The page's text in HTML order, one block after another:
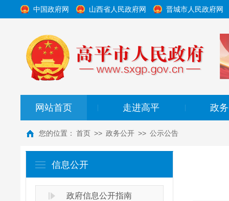
中国政府网 山西省人民政府网 晋城市人民政府网
网站首页 走进高平 政
您的位置： 首页 >> 政务公开 >> 公示公告
信息公开
政府信息公开指南